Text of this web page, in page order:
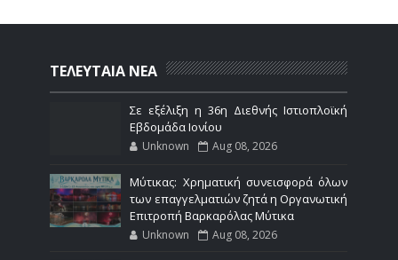
ΤΕΛΕΥΤΑΙΑ ΝΕΑ
Σε εξέλιξη η 36η Διεθνής Ιστιοπλοϊκή
Εβδομάδα Ιονίου
Unknown Aug 08, 2026
Μύτικας: Χρηματική συνεισφορά όλων
των επαγγελματιών ζητά η Οργανωτική
Επιτροπή Βαρκαρόλας Μύτικα
Unknown Aug 08, 2026